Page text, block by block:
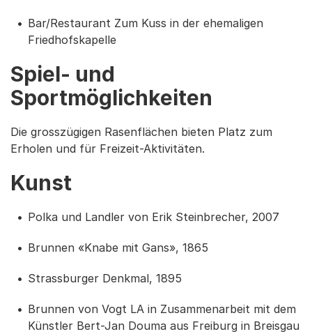
Bar/Restaurant Zum Kuss in der ehemaligen
Friedhofskapelle
Spiel- und
Sportmöglichkeiten
Die grosszügigen Rasenflächen bieten Platz zum
Erholen und für Freizeit-Aktivitäten.
Kunst
Polka und Landler von Erik Steinbrecher, 2007
Brunnen «Knabe mit Gans», 1865
Strassburger Denkmal, 1895
Brunnen von Vogt LA in Zusammenarbeit mit dem
Künstler Bert-Jan Douma aus Freiburg in Breisgau